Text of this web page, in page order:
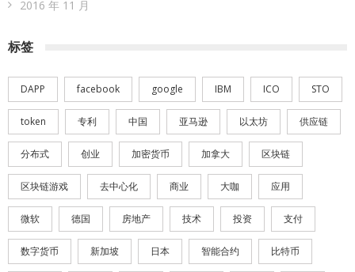
2016 年 11 月
标签
DAPP facebook google IBM ICO STO
token 专利 中国 亚马逊 以太坊 供应链
分布式 创业 加密货币 加拿大 区块链
区块链游戏 去中心化 商业 大咖 应用
微软 德国 房地产 技术 投资 支付
数字货币 新加坡 日本 智能合约 比特币